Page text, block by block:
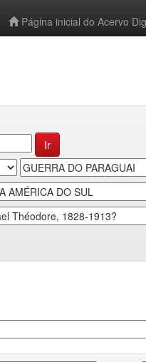
Página inicial do Acervo